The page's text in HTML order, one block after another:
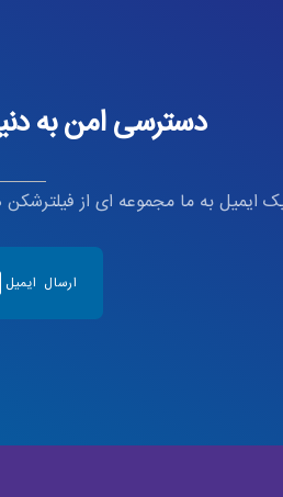
دسترسی امن به
یک ایمیل به ما مجموعه ای از
ارسال ایمیل